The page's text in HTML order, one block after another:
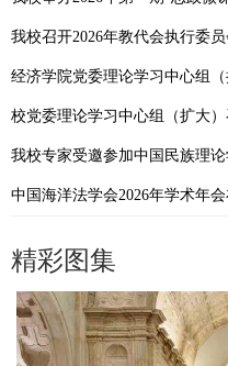
我校召开2026年教代会执行委
经济学院党委理论学习中心组
校党委理论学习中心组（扩大
中国海洋法学会2026年学术年
精彩图集